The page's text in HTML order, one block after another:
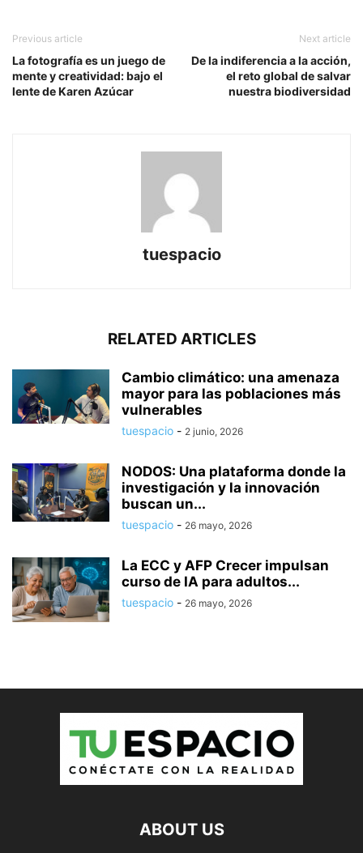
Previous article
La fotografía es un juego de
mente y creatividad: bajo el
lente de Karen Azúcar
Next article
De la indiferencia a la acción,
el reto global de salvar
nuestra biodiversidad
tuespacio
RELATED ARTICLES
Cambio climático: una amenaza
mayor para las poblaciones más
vulnerables
tuespacio - 2 junio, 2026
NODOS: Una plataforma donde la
investigación y la innovación
buscan un...
tuespacio - 26 mayo, 2026
La ECC y AFP Crecer impulsan
curso de IA para adultos...
tuespacio - 26 mayo, 2026
ABOUT US